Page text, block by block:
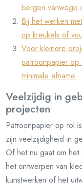
bergen vanwege
Bij het werken
op kreukels of
Voor kleinere
patroonpapier op
minimale afname.
Veelzijdig in
projecten
Patroonpapier op rol
zijn veelzijdigheid in
Of het nu gaat om het
het ontwerpen van
kunstwerken of het